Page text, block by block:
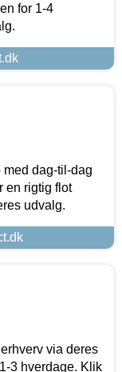
for 1-4
dag-til-dag
en rigtig flot
udvalg.
via deres
3 hverdage. Klik